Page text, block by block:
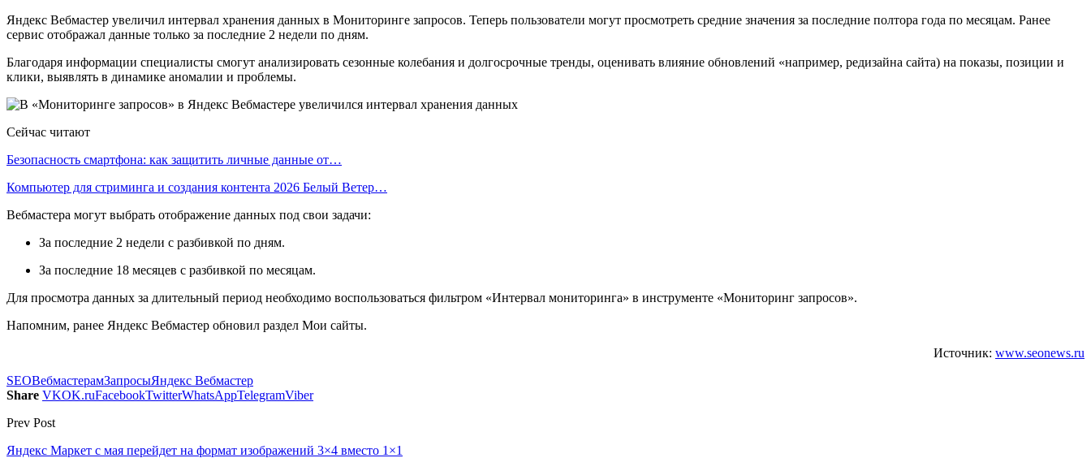
Яндекс Вебмастер увеличил интервал хранения данных в Мониторинге запросов. Теперь пользователи могут просмотреть средние значения за последние полтора года по месяцам. Ранее
сервис отображал данные только за последние 2 недели по дням.
Благодаря информации специалисты смогут анализировать сезонные колебания и долгосрочные тренды, оценивать влияние обновлений «например, редизайна сайта) на показы, позиции и
клики, выявлять в динамике аномалии и проблемы.
Сейчас читают
Безопасность смартфона: как защитить личные данные от…
Компьютер для стриминга и создания контента 2026 Белый Ветер…
Вебмастера могут выбрать отображение данных под свои задачи:
За последние 2 недели с разбивкой по дням.
За последние 18 месяцев с разбивкой по месяцам.
Для просмотра данных за длительный период необходимо воспользоваться фильтром «Интервал мониторинга» в инструменте «Мониторинг запросов».
Напомним, ранее Яндекс Вебмастер обновил раздел Мои сайты.
Источник: www.seonews.ru
SEOВебмастерамЗапросыЯндекс Вебмастер
Share VKOK.ruFacebookTwitterWhatsAppTelegramViber
Prev Post
Яндекс Маркет с мая перейдет на формат изображений 3×4 вместо 1×1